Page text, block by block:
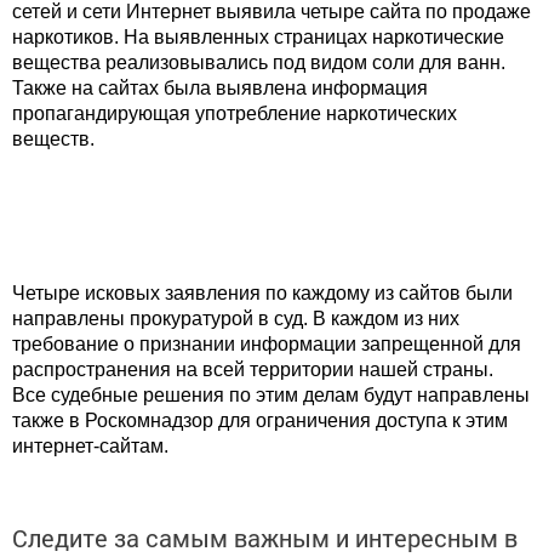
сетей и сети Интернет выявила четыре сайта по продаже
наркотиков. На выявленных страницах наркотические
вещества реализовывались под видом соли для ванн.
Также на сайтах была выявлена информация
пропагандирующая употребление наркотических
веществ.
Четыре исковых заявления по каждому из сайтов были
направлены прокуратурой в суд. В каждом из них
требование о признании информации запрещенной для
распространения на всей территории нашей страны.
Все судебные решения по этим делам будут направлены
также в Роскомнадзор для ограничения доступа к этим
интернет-сайтам.
Следите за самым важным и интересным в